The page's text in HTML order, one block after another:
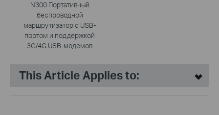
N300 Портативный
беспроводной
маршрутизатор с USB-
портом и поддержкой
3G/4G USB-модемов
This Article Applies to: